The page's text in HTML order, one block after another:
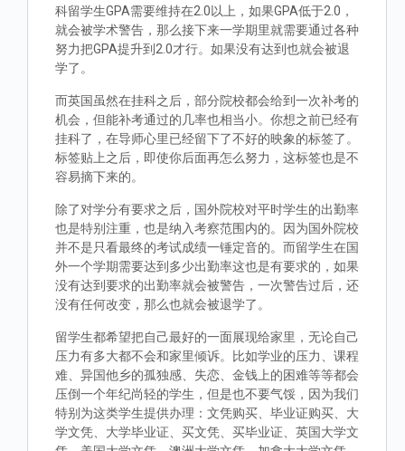
科留学生GPA需要维持在2.0以上，如果GPA低于2.0，
就会被学术警告，那么接下来一学期里就需要通过各种
努力把GPA提升到2.0才行。如果没有达到也就会被退
学了。
而英国虽然在挂科之后，部分院校都会给到一次补考的
机会，但能补考通过的几率也相当小。你想之前已经有
挂科了，在导师心里已经留下了不好的映象的标签了。
标签贴上之后，即使你后面再怎么努力，这标签也是不
容易摘下来的。
除了对学分有要求之后，国外院校对平时学生的出勤率
也是特别注重，也是纳入考察范围内的。因为国外院校
并不是只看最终的考试成绩一锤定音的。而留学生在国
外一个学期需要达到多少出勤率这也是有要求的，如果
没有达到要求的出勤率就会被警告，一次警告过后，还
没有任何改变，那么也就会被退学了。
留学生都希望把自己最好的一面展现给家里，无论自己
压力有多大都不会和家里倾诉。比如学业的压力、课程
难、异国他乡的孤独感、失恋、金钱上的困难等等都会
压倒一个年纪尚轻的学生，但是也不要气馁，因为我们
特别为这类学生提供办理：文凭购买、毕业证购买、大
学文凭、大学毕业证、买文凭、买毕业证、英国大学文